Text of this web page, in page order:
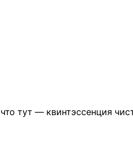
тут — квинтэссенция